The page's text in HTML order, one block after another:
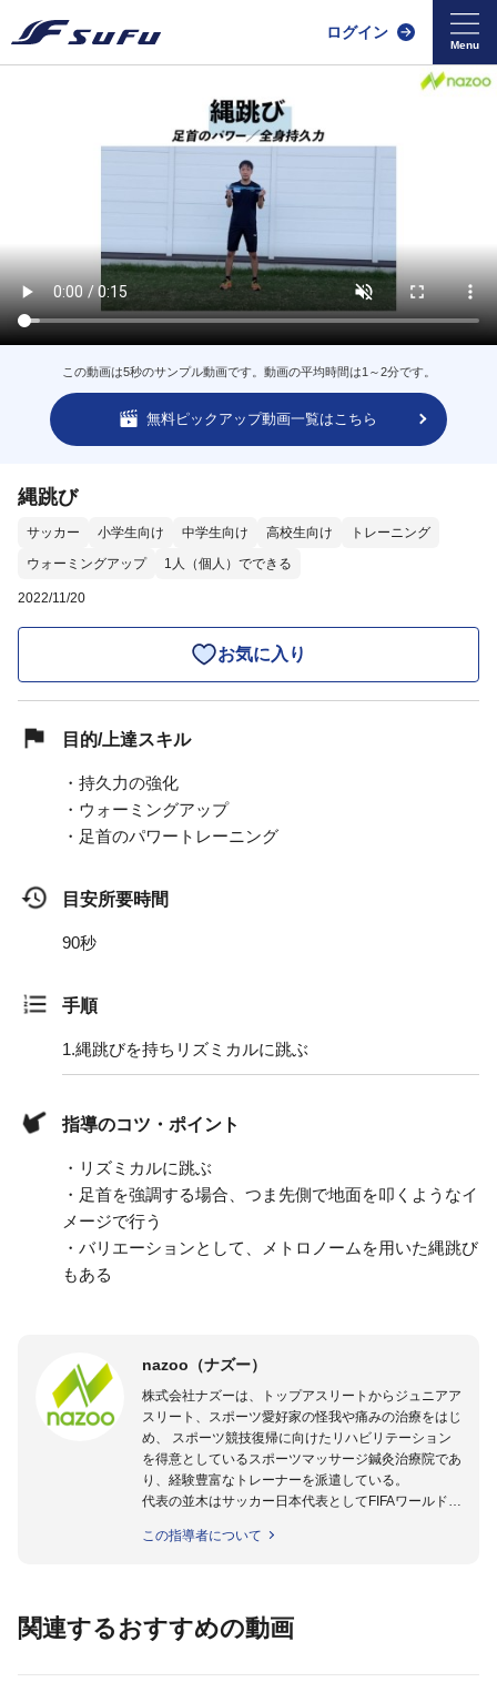
ログイン
この動画は5秒のサンプル動画です。動画の平均時間は1～2分です。
無料ピックアップ動画一覧はこちら
縄跳び
サッカー 小学生向け 中学生向け 高校生向け
トレーニング
ウォーミングアップ
1人（個人）でできる
2022/11/20
お気に入り
目的/上達スキル
・持久力の強化
・ウォーミングアップ
・足首のパワートレーニング
目安所要時間
90秒
手順
1.縄跳びを持ちリズミカルに跳ぶ
指導のコツ・ポイント
・リズミカルに跳ぶ
・足首を強調する場合、つま先側で地面を叩くようなイ
メージで行う
・バリエーションとして、メトロノームを用いた縄跳び
もある
nazoo（ナズー）
株式会社ナズーは、トップアスリートからジュニアア
スリート、スポーツ愛好家の怪我や痛みの治療をはじ
め、 スポーツ競技復帰に向けたリハビリテーション
を得意としているスポーツマッサージ鍼灸治療院であ
り、経験豊富なトレーナーを派遣している。
代表の並木はサッカー日本代表としてFIFAワールドカ
のほかU-23日本代表のアスレティックトレーナーと
世代のサッカーを中心に、WJBL、社会人ラグビー、
この指導者について
関連するおすすめの動画